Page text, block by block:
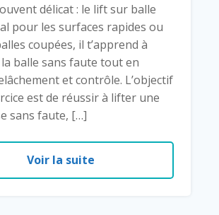
délicat : le lift sur balle
pour les surfaces rapides ou
coupées, il t’apprend à
balle sans faute tout en
et contrôle. L’objectif
est de réussir à lifter une
sans faute, […]
Voir la suite